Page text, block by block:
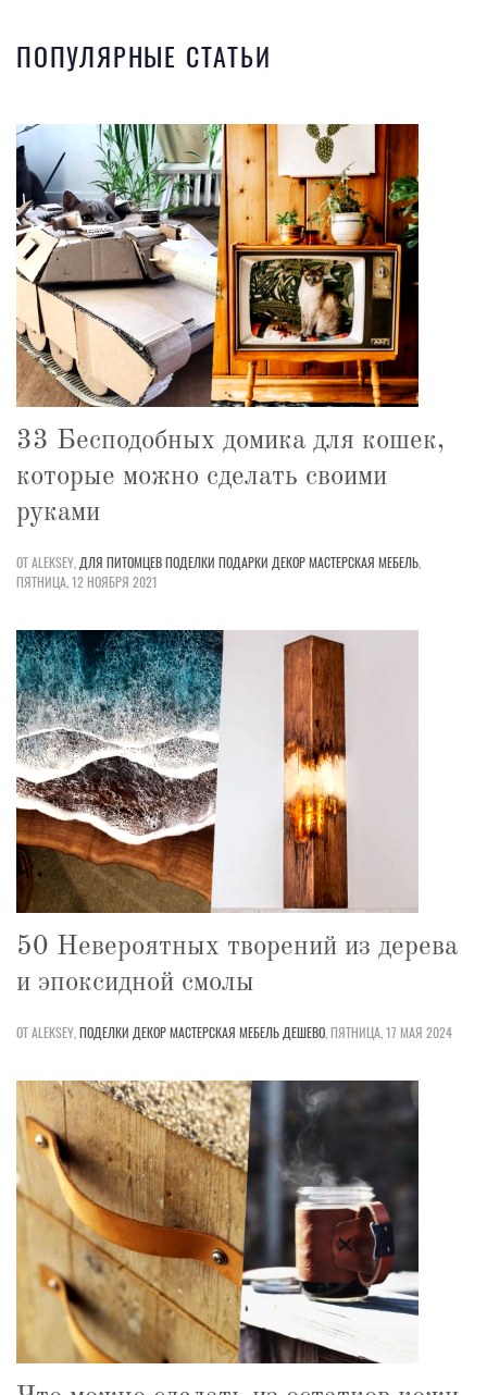
ПОПУЛЯРНЫЕ СТАТЬИ
33 Бесподобных домика для кошек,
которые можно сделать своими
руками
ОТ ALEKSEY, ДЛЯ ПИТОМЦЕВПОДЕЛКИ ПОДАРКИ ДЕКОРМАСТЕРСКАЯ МЕБЕЛЬ,
ПЯТНИЦА, 12 НОЯБРЯ 2021
50 Невероятных творений из дерева
и эпоксидной смолы
ОТ ALEKSEY,ПОДЕЛКИ ДЕКОРМАСТЕРСКАЯ МЕБЕЛЬ ДЕШЕВО,ПЯТНИЦА, 17 МАЯ 2024